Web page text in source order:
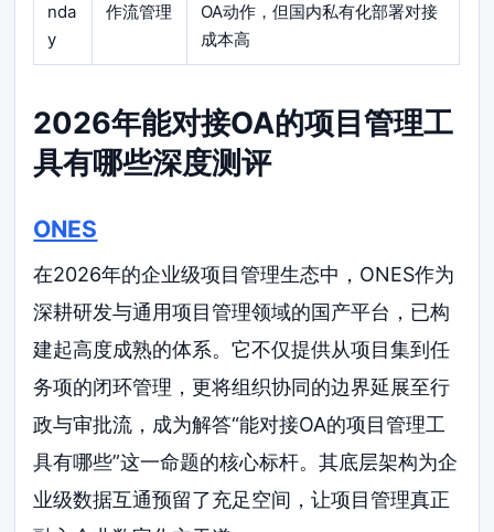
nda
y
作流管理
OA动作，但国内私有化部署对接
成本高
2026年能对接OA的项目管理工
具有哪些深度测评
ONES
在2026年的企业级项目管理生态中，ONES作为
深耕研发与通用项目管理领域的国产平台，已构
建起高度成熟的体系。它不仅提供从项目集到任
务项的闭环管理，更将组织协同的边界延展至行
政与审批流，成为解答“能对接OA的项目管理工
具有哪些”这一命题的核心标杆。其底层架构为企
业级数据互通预留了充足空间，让项目管理真正